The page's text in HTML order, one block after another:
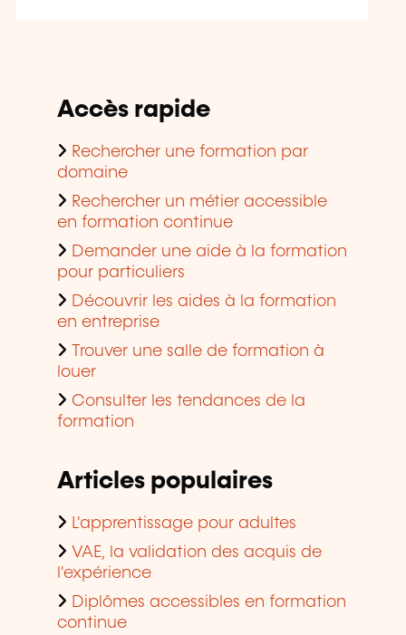
Accès rapide
Rechercher une formation par
domaine
Rechercher un métier accessible
en formation continue
Demander une aide à la formation
pour particuliers
Découvrir les aides à la formation
en entreprise
Trouver une salle de formation à
louer
Consulter les tendances de la
formation
Articles populaires
L'apprentissage pour adultes
VAE, la validation des acquis de
l'expérience
Diplômes accessibles en formation
continue